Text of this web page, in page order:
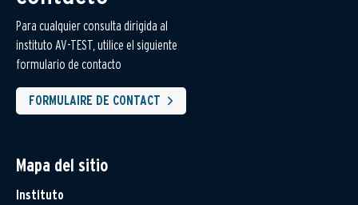
Para cualquier consulta dirigida al
instituto AV-TEST, utilice el siguiente
formulario de contacto
FORMULAIRE DE CONTACT
Mapa del sitio
Instituto